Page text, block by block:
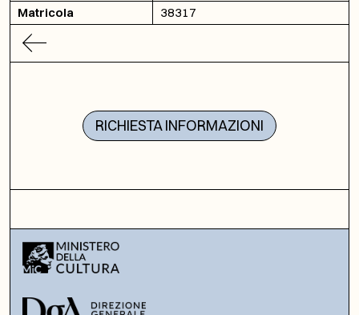
Matricola
38317
RICHIESTA INFORMAZIONI